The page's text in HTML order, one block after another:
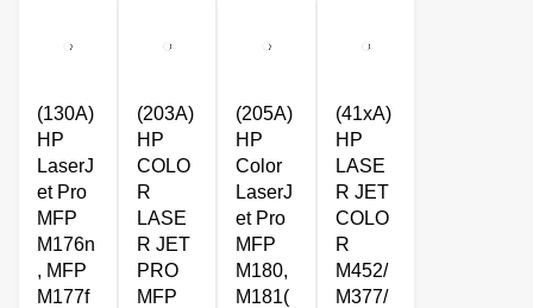
(130A)
HP
LaserJ
et Pro
MFP
M176n
, MFP
M177f
(203A)
HP
COLO
R
LASE
R JET
PRO
MFP
(205A)
HP
Color
LaserJ
et Pro
MFP
M180,
M181(
(41xA)
HP
LASE
R JET
COLO
R
M452/
M377/